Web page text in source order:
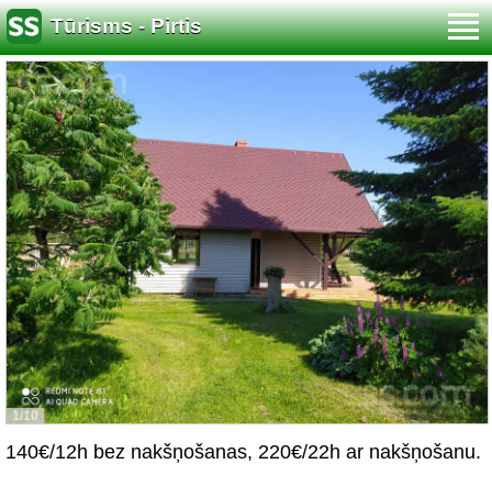
Tūrisms - Pirtis
1/10
140€/12h bez nakšņošanas, 220€/22h ar nakšņošanu.